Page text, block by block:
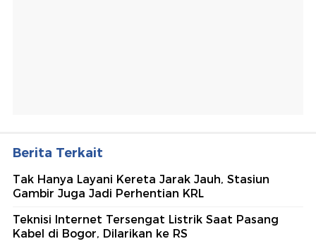
Berita Terkait
Tak Hanya Layani Kereta Jarak Jauh, Stasiun
Gambir Juga Jadi Perhentian KRL
Teknisi Internet Tersengat Listrik Saat Pasang
Kabel di Bogor, Dilarikan ke RS